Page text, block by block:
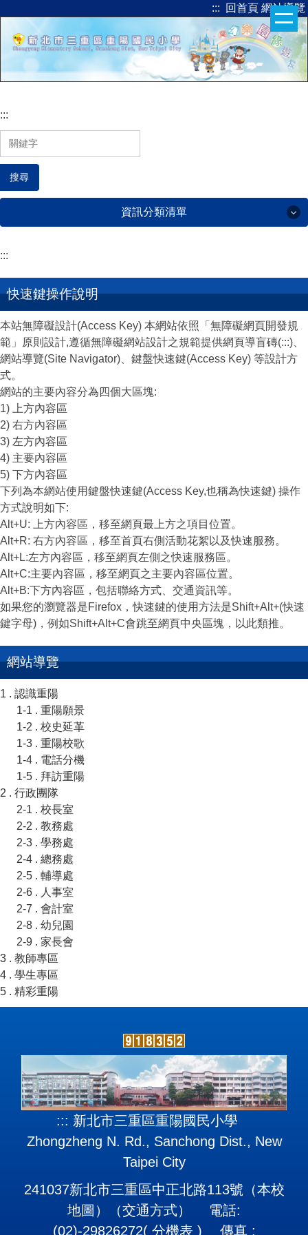
主
區
::: 回首頁 網站導覽
:::
搜尋
資訊分類清單
行政團隊
教師專區
學生專區
精彩重陽
:::
快速鍵操作說明
本站無障礙設計(Access Key) 本網站依照「無障礙網頁開發規
範」原則設計,遵循無障礙網站設計之規範提供網頁導盲磚(:::)、
網站導覽(Site Navigator)、鍵盤快速鍵(Access Key) 等設計方
式。
網站的主要內容分為四個大區塊:
1) 上方內容區
2) 右方內容區
3) 左方內容區
4) 主要內容區
5) 下方內容區
下列為本網站使用鍵盤快速鍵(Access Key,也稱為快速鍵) 操作
方式說明如下:
Alt+U: 上方內容區，移至網頁最上方之項目位置。
Alt+R: 右方內容區，移至首頁右側活動花絮以及快速服務。
Alt+L:左方內容區，移至網頁左側之快速服務區。
Alt+C:主要內容區，移至網頁之主要內容區位置。
Alt+B:下方內容區，包括聯絡方式、交通資訊等。
如果您的瀏覽器是Firefox，快速鍵的使用方法是Shift+Alt+(快速
鍵字母)，例如Shift+Alt+C會跳至網頁中央區塊，以此類推。
網站導覽
1 . 認識重陽
1-1 . 重陽願景
1-2 . 校史延革
1-3 . 重陽校歌
1-4 . 電話分機
1-5 . 拜訪重陽
2 . 行政團隊
2-1 . 校長室
2-2 . 教務處
2-3 . 學務處
2-4 . 總務處
2-5 . 輔導處
2-6 . 人事室
2-7 . 會計室
2-8 . 幼兒園
2-9 . 家長會
3 . 教師專區
4 . 學生專區
5 . 精彩重陽
::: 新北市三重區重陽國民小學
Zhongzheng N. Rd., Sanchong Dist., New
Taipei City
241037新北市三重區中正北路113號（本校
地圖 ）（交通方式） 電話:
(02)-29826272( 分機表 ) 傳真 :